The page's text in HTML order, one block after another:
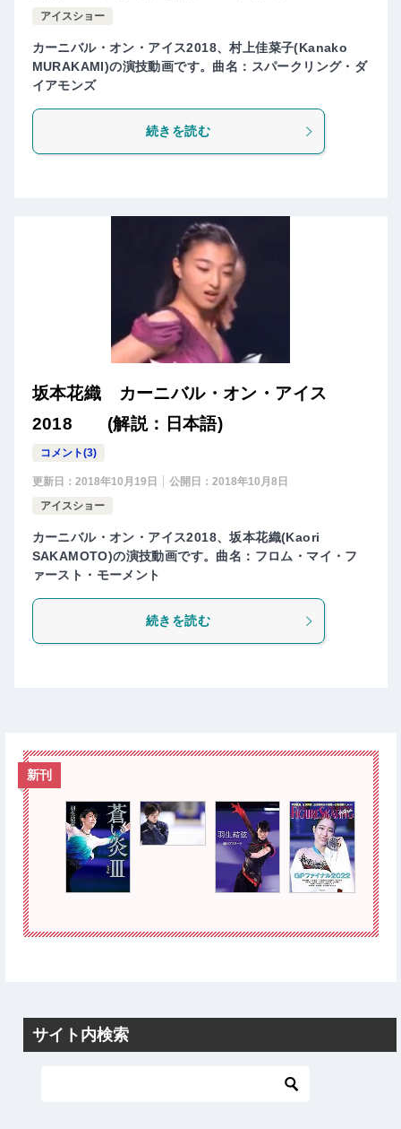
アイスショー
カーニバル・オン・アイス2018、村上佳菜子(Kanako
MURAKAMI)の演技動画です。曲名：スパークリング・ダ
イアモンズ
続きを読む
坂本花織 カーニバル・オン・アイス
2018 (解説：日本語)
コメント(3)
更新日： 2018年10月19日 公開日： 2018年10月8日
アイスショー
カーニバル・オン・アイス2018、坂本花織(Kaori
SAKAMOTO)の演技動画です。曲名：フロム・マイ・フ
ァースト・モーメント
続きを読む
新刊
サイト内検索